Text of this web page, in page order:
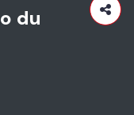
du